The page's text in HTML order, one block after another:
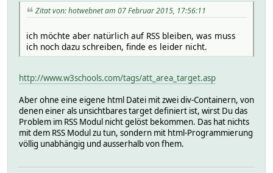
Zitat von: hotwebnet am 07 Februar 2015, 17:56:11
ich möchte aber natürlich auf RSS bleiben, was muss
ich noch dazu schreiben, finde es leider nicht.
http://www.w3schools.com/tags/att_area_target.asp
Aber ohne eine eigene html Datei mit zwei div-Containern, von
denen einer als unsichtbares target definiert ist, wirst Du das
Problem im RSS Modul nicht gelöst bekommen. Das hat nichts
mit dem RSS Modul zu tun, sondern mit html-Programmierung
völlig unabhängig und ausserhalb von fhem.